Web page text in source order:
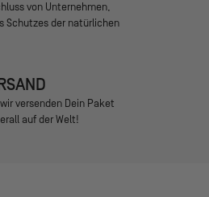
von Unternehmen,
Schutzes der natürlichen
versenden Dein Paket
auf der Welt!